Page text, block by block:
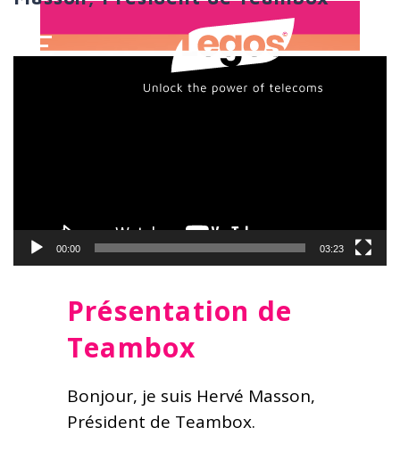
Lecteur
00:00 03:23
Présentation de
Teambox
Bonjour, je suis Hervé Masson,
Président de Teambox.